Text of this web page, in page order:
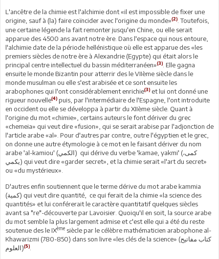
L'ancêtre de la chimie est l'alchimie dont «il est impossible de fixer une
origine, sauf à (la) faire coïncider avec l'origine du monde»(2) . Toutefois,
une certaine légende la fait remonter jusqu'en Chine, ou elle serait
apparue des 4500 ans avant notre ère. Dans l'espace qui nous entoure,
l'alchimie date de la période hellénistique où elle est apparue des «les
premiers siècles de notre ère à Alexandrie (Egypte) qui était alors le
principal centre intellectuel du bassin méditerranéen»(3) . Elle gagna
ensuite le monde Bizantin pour atterrir des le VIIème siècle dans le
monde musulman ou elle s'est arabisée et ce sont ensuite les
arabophones qui l'ont considérablement enrichie(3) et lui ont donné une
rigueur nouvelle(4) puis, par l'intermédiaire de l'Espagne, l'ont introduite
en occident ou elle se développa à partir du XIIème siècle. Quant à
l'origine du mot «chimie», certains auteurs le font dériver du grec
«chemeia» qui veut dire «fusion», qui se serait arabise par l'adjonction de
l'article arabe «al». Pour d'autres par contre, outre l'égyptien et le grec,
on donne une autre étymologie à ce mot en le faisant dériver du nom
arabe 'al-kamiou' (الكمي) qui dérive du verbe 'kamae, yakmi' (كمى،
يكمي) qui veut dire «garder secret», et la chimie serait «l'art du secret»
ou «du mystérieux».
D'autres enfin soutiennent que le terme dérive du mot arabe kammia
(كمية) qui veut dire quantité, ce qui ferait de la chimie «la science des
quantités» et lui conférerait le caractère quantitatif quelques siècles
avant sa "re"-découverte par Lavoisier. Quoiqu'il en soit, la source arabe
du mot semble la plus largement admise et c'est elle qui a été du reste
soutenue des le IXème siècle par le célèbre mathématicien arabophone al-
Khawarizmi (780-850) dans son livre «les clés de la science» (كتاب مفاتيح
العلوم)
(5)